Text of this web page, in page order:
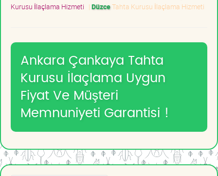
Kurusu İlaçlama Hizmeti | DüzceTahta Kurusu İlaçlama Hizmeti
Ankara Çankaya Tahta
Kurusu İlaçlama Uygun
Fiyat Ve Müşteri
Memnuniyeti Garantisi !